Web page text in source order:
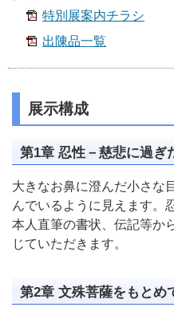
特別展案内チラシ
出陳品一覧
展示構成
第1章 忍性－慈悲に過ぎ
大きなお鼻に澄んだ小さな
んでいるように見えます。
本人直筆の書状、伝記等か
じていただきます。
第2章 文殊菩薩をもとめ